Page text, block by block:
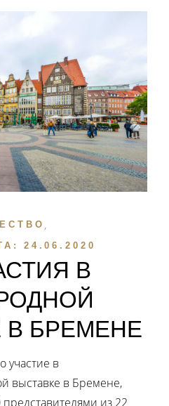
24.06.2020
В
В БРЕМЕНЕ
участие в
выставке в Бремене,
из 22